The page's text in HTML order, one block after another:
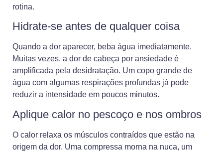
rotina.
Hidrate-se antes de qualquer coisa
Quando a dor aparecer, beba água imediatamente.
Muitas vezes, a dor de cabeça por ansiedade é
amplificada pela desidratação. Um copo grande de
água com algumas respirações profundas já pode
reduzir a intensidade em poucos minutos.
Aplique calor no pescoço e nos ombros
O calor relaxa os músculos contraídos que estão na
origem da dor. Uma compressa morna na nuca, um